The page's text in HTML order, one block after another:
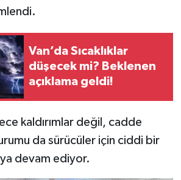
Van’da Sıcaklıklar
düşecek mi? Beklenen
açıklama geldi!
kaldırımlar değil, cadde
da sürücüler için ciddi bir
devam ediyor.